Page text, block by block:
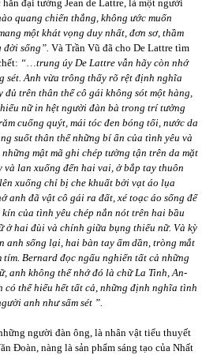
hẳn đại tướng Jean de Lattre, là một người
quang chiến thắng, không ước muốn
một khát vọng duy nhất, đơn sơ, thầm
sống”. Và Trần Vũ đã cho De Lattre tìm
“
trung úy De Lattre vẫn hãy còn nhớ
sét. Anh vừa trông thấy rõ rệt định nghĩa
trên thân thể cô gái không sót một hàng,
nữ in hệt người đàn bà trong trí tưởng
cuống quýt, mái tóc đen bóng tối, nước da
suốt thân thể những bí ẩn của tình yêu và
mật mã ghi chép tường tận trên da mặt
lan xuống đến hai vai, ở bắp tay thuôn
xuống chỉ bị che khuất bởi vạt áo lụa
anh đã vật cô gái ra đất, xé toạc áo sống để
của tình yêu chép nắn nót trên hai bầu
ở hai đùi và chính giữa bụng thiếu nữ. Và kỳ
anh sống lại, hai bàn tay ấm dần, tròng mắt
Bernard đọc ngấu nghiến tất cả những
anh không thể nhớ đó là chữ La Tinh, An-
có thể hiểu hết tất cả, những định nghĩa tình
anh như sấm sét ”.
người đàn ông, là nhân vật tiểu thuyết
Đoàn, nàng là sản phẩm sáng tạo của Nhất